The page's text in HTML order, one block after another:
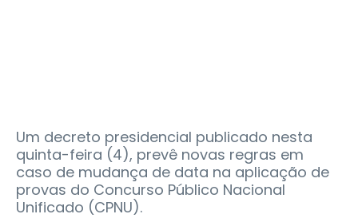
Um decreto presidencial publicado nesta
quinta-feira (4), prevê novas regras em
caso de mudança de data na aplicação de
provas do Concurso Público Nacional
Unificado (CPNU).